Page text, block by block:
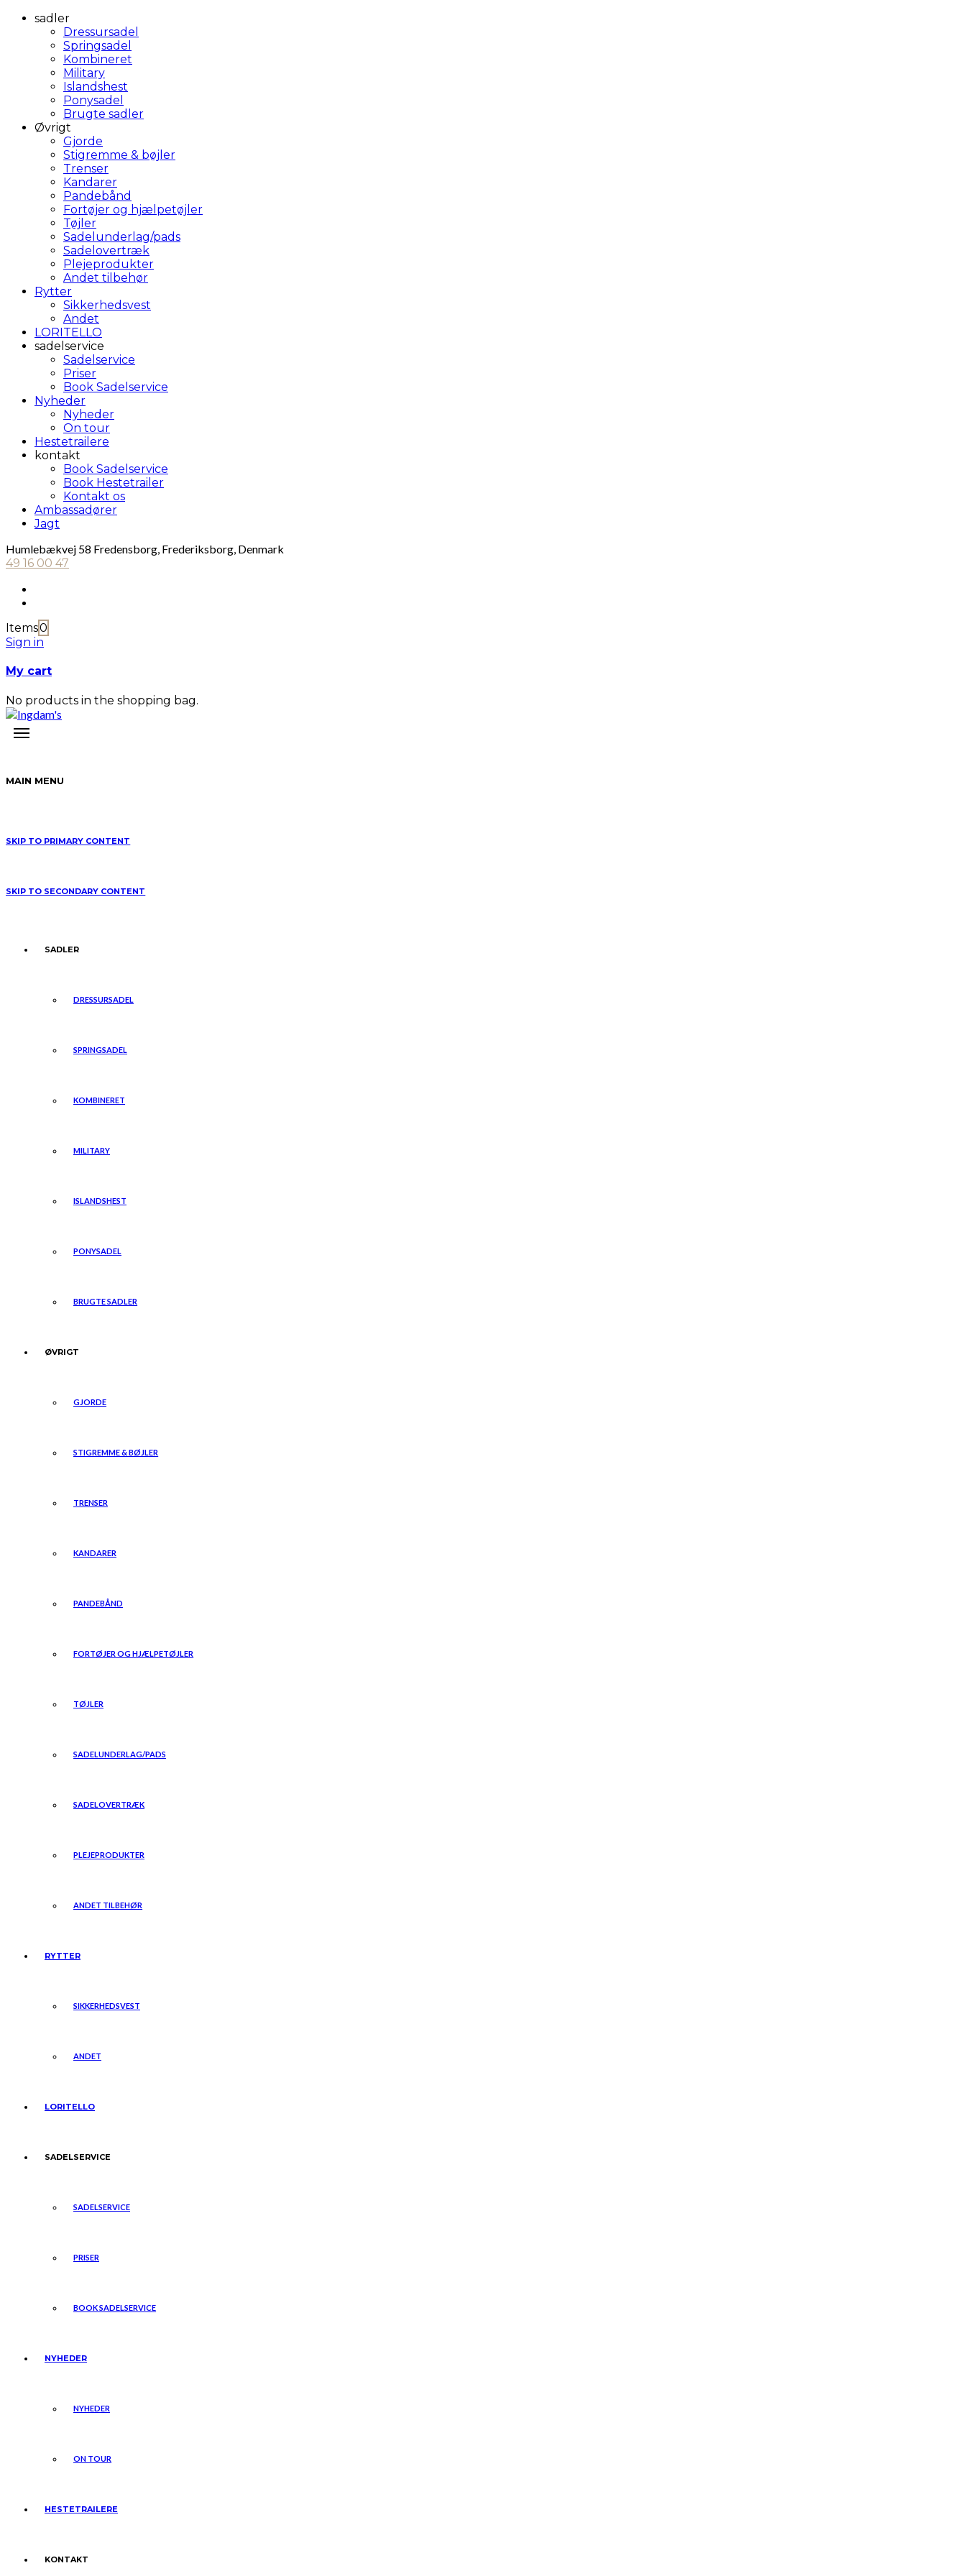
sadler
Dressursadel
Springsadel
Kombineret
Military
Islandshest
Ponysadel
Brugte sadler
Øvrigt
Gjorde
Stigremme & bøjler
Trenser
Kandarer
Pandebånd
Fortøjer og hjælpetøjler
Tøjler
Sadelunderlag/pads
Sadelovertræk
Plejeprodukter
Andet tilbehør
Rytter
Sikkerhedsvest
Andet
LORITELLO
sadelservice
Sadelservice
Priser
Book Sadelservice
Nyheder
Nyheder
On tour
Hestetrailere
kontakt
Book Sadelservice
Book Hestetrailer
Kontakt os
Ambassadører
Jagt
Humlebækvej 58 Fredensborg, Frederiksborg, Denmark
49 16 00 47
Items0
Sign in
My cart
No products in the shopping bag.
MAIN MENU
SKIP TO PRIMARY CONTENT
SKIP TO SECONDARY CONTENT
SADLER
DRESSURSADEL
SPRINGSADEL
KOMBINERET
MILITARY
ISLANDSHEST
PONYSADEL
BRUGTE SADLER
ØVRIGT
GJORDE
STIGREMME & BØJLER
TRENSER
KANDARER
PANDEBÅND
FORTØJER OG HJÆLPETØJLER
TØJLER
SADELUNDERLAG/PADS
SADELOVERTRÆK
PLEJEPRODUKTER
ANDET TILBEHØR
RYTTER
SIKKERHEDSVEST
ANDET
LORITELLO
SADELSERVICE
SADELSERVICE
PRISER
BOOK SADELSERVICE
NYHEDER
NYHEDER
ON TOUR
HESTETRAILERE
KONTAKT